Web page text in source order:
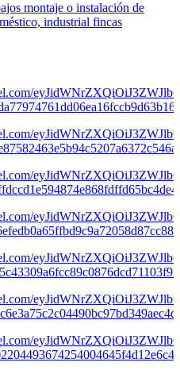
montaje o instalación de
industrial fincas